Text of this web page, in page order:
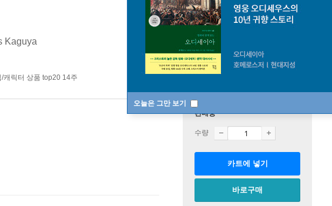
오늘은 그만 보기
Kaguya
/캐릭터 상품 top20 14주
판매중
수량
카트에 넣기
바로구매